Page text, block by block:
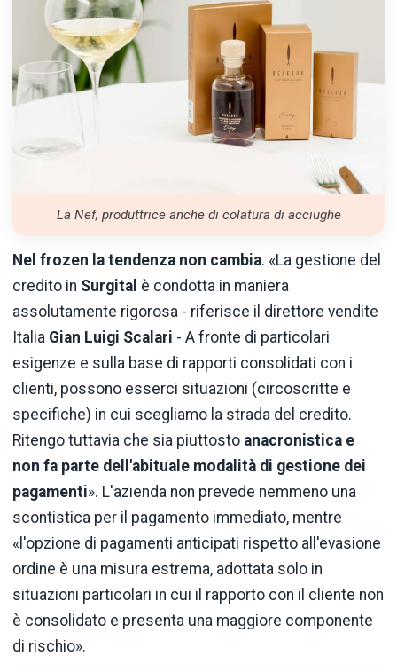
La Nef, produttrice anche di colatura di acciughe
Nel frozen la tendenza non cambia. «La gestione del
credito in Surgital è condotta in maniera
assolutamente rigorosa - riferisce il direttore vendite
Italia Gian Luigi Scalari - A fronte di particolari
esigenze e sulla base di rapporti consolidati con i
clienti, possono esserci situazioni (circoscritte e
specifiche) in cui scegliamo la strada del credito.
Ritengo tuttavia che sia piuttosto anacronistica e
non fa parte dell'abituale modalità di gestione dei
pagamenti». L'azienda non prevede nemmeno una
scontistica per il pagamento immediato, mentre
«l'opzione di pagamenti anticipati rispetto all'evasione
ordine è una misura estrema, adottata solo in
situazioni particolari in cui il rapporto con il cliente non
è consolidato e presenta una maggiore componente
di rischio».